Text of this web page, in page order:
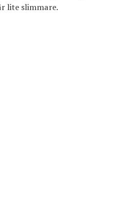
lite slimmare.